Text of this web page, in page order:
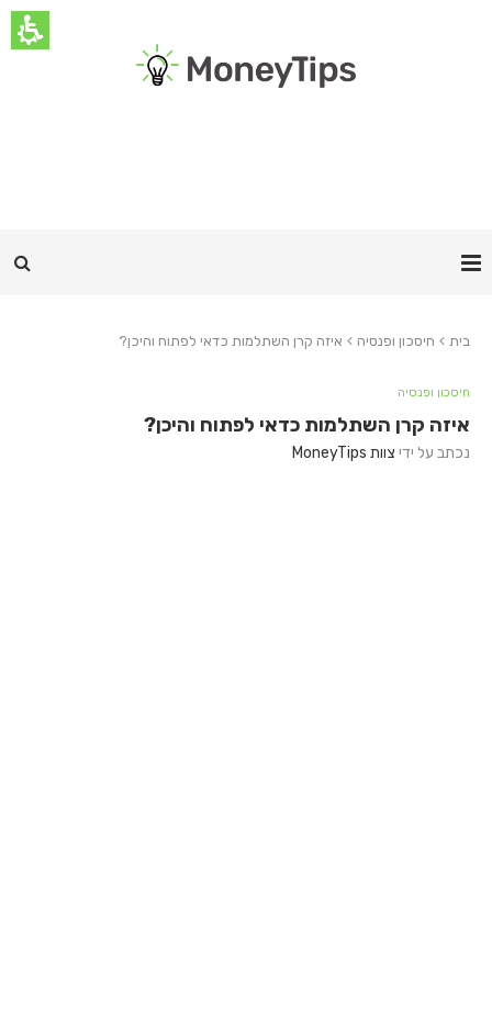
בית חיסכון ופנסיה איזה קרן השתלמות כדאי לפתוח והיכן?
חיסכון ופנסיה
איזה קרן השתלמות כדאי לפתוח והיכן?
נכתב על ידי צוות MoneyTips